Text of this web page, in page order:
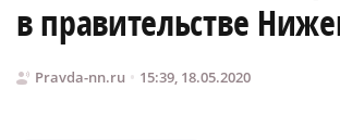
в правительстве
Pravda-nn.ru 15:39, 18.05.2020